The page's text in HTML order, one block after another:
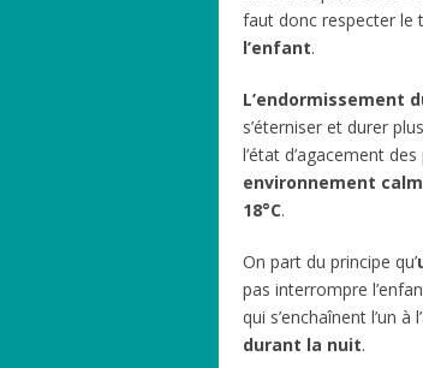
faut donc respecter le
l’enfant.
L’endormissement
s’éterniser et durer
l’état d’agacement
environnement
18°C.
On part du principe qu’
pas interrompre
qui s’enchaînent l’un
durant la nuit.